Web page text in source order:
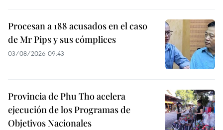
Procesan a 188 acusados en el caso
de Mr Pips y sus cómplices
03/08/2026 09:43
Provincia de Phu Tho acelera
ejecución de los Programas de
Objetivos Nacionales